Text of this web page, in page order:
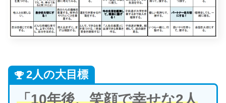
2人の大目標
「10年後、笑顔で幸せな2人